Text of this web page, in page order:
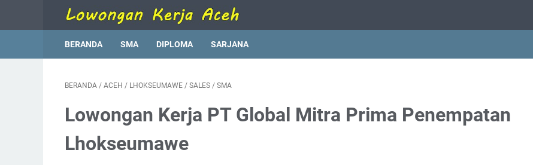
BERANDA SMA DIPLOMA SARJANA
BERANDA / ACEH / LHOKSEUMAWE / SALES / SMA
Lowongan Kerja PT Global Mitra Prima Penempatan
Lhokseumawe